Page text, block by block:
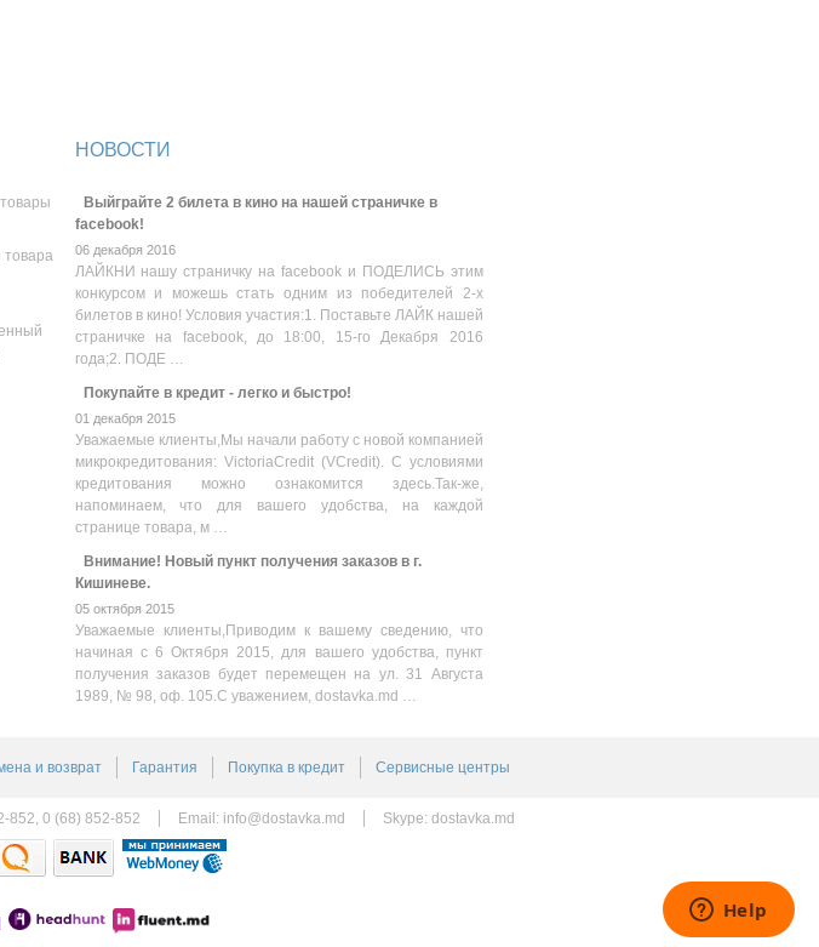
товара
НОВОСТИ
Выйграйте 2 билета в кино на нашей страничке в
facebook!
06 декабря 2016
ЛАЙКНИ нашу страничку на facebook и ПОДЕЛИСЬ этим
конкурсом и можешь стать одним из победителей 2-х
билетов в кино! Условия участия:1. Поставьте ЛАЙК нашей
страничке на facebook, до 18:00, 15-го Декабря 2016
года;2. ПОДЕ …
Покупайте в кредит - легко и быстро!
01 декабря 2015
Уважаемые клиенты,Мы начали работу с новой компанией
микрокредитования: VictoriaCredit (VCredit). С условиями
кредитования можно ознакомится здесь.Так-же,
напоминаем, что для вашего удобства, на каждой
странице товара, м …
Внимание! Новый пункт получения заказов в г.
Кишиневе.
05 октября 2015
Уважаемые клиенты,Приводим к вашему сведению, что
начиная с 6 Октября 2015, для вашего удобства, пункт
получения заказов будет перемещен на ул. 31 Августа
1989, № 98, оф. 105.С уважением, dostavka.md …
и возврат Гарантия Покупка в кредит Сервисные центры
852, 0 (68) 852-852 Email: info@dostavka.md Skype: dostavka.md